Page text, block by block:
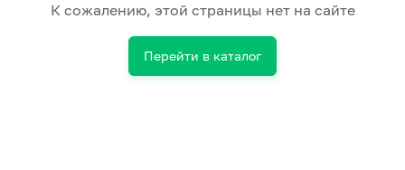
К сожалению, этой страницы нет на сайте
Перейти в каталог